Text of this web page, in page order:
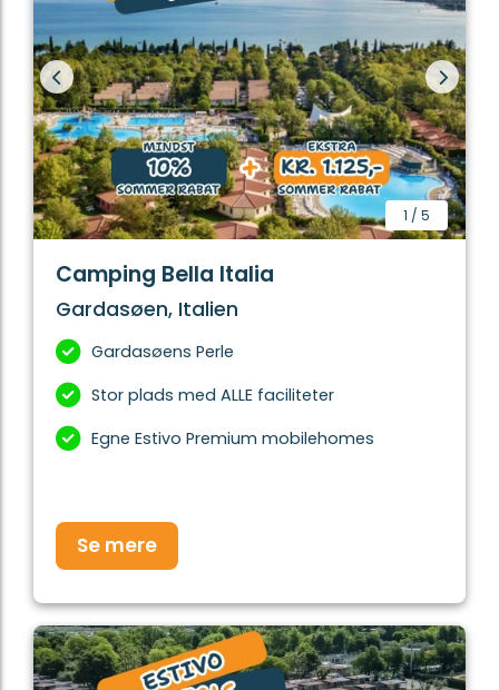
ferien skal I nok overveje at besøge det festlige
Gardaland, hvor forlystelserne står i kø med
oplevelser.
Fra Gardasøen er det nemt at tage på udflugter til
hele Norditalien. Besøg Milano, den gamle rige
kulturby eller de nærliggende byer Verona med den
legendariske romerske arena og Mantova med den
spændende markedsdag. Eller hvad med at tage
toget til Venedig, det kan sagtens lade sig gøre på 1
dag og hjemturen til Gardasøen er dejlig
afslappende.
1 / 5
Camping Bella Italia
Gardasøen, Italien
Gardasøens Perle
Stor plads med ALLE faciliteter
Egne Estivo Premium mobilehomes
Se mere